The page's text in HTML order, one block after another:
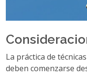
La práctica de
deben comenzarse